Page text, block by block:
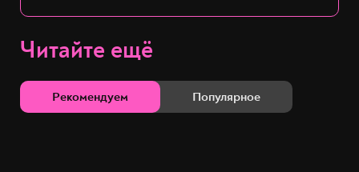
Читайте ещё
Рекомендуем Популярное